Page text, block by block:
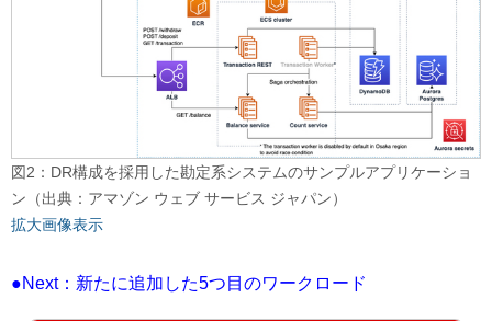
図2：DR構成を採用した勘定系システムのサンプルアプリケーショ
ン（出典：アマゾン ウェブ サービス ジャパン）
拡大画像表示
●Next：新たに追加した5つ目のワークロード